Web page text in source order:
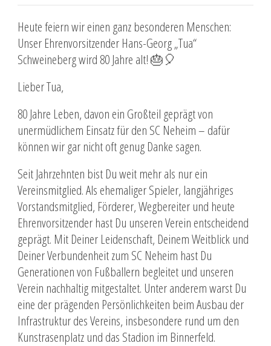
Heute feiern wir einen ganz besonderen Menschen:
Unser Ehrenvorsitzender Hans-Georg „Tua“
Schweineberg wird 80 Jahre alt! 🎂🎈
Lieber Tua,
80 Jahre Leben, davon ein Großteil geprägt von
unermüdlichem Einsatz für den SC Neheim – dafür
können wir gar nicht oft genug Danke sagen.
Seit Jahrzehnten bist Du weit mehr als nur ein
Vereinsmitglied. Als ehemaliger Spieler, langjähriges
Vorstandsmitglied, Förderer, Wegbereiter und heute
Ehrenvorsitzender hast Du unseren Verein entscheidend
geprägt. Mit Deiner Leidenschaft, Deinem Weitblick und
Deiner Verbundenheit zum SC Neheim hast Du
Generationen von Fußballern begleitet und unseren
Verein nachhaltig mitgestaltet. Unter anderem warst Du
eine der prägenden Persönlichkeiten beim Ausbau der
Infrastruktur des Vereins, insbesondere rund um den
Kunstrasenplatz und das Stadion im Binnerfeld.